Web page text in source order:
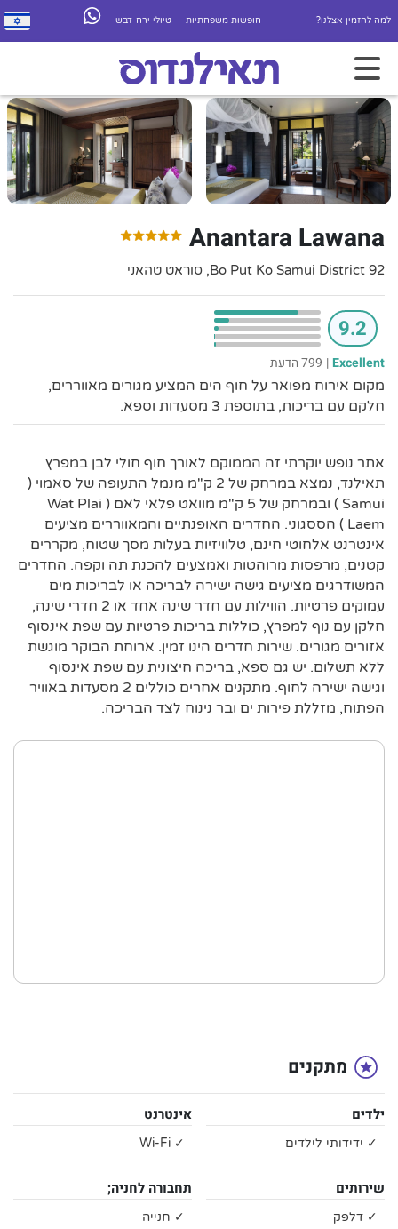
למה להזמין אצלנו? חופשות משפחתיות טיולי ירח דבש
Anantara Lawana
92 Bo Put Ko Samui District, סוראט טהאני
9.2
Excellent
| 799 הדעת
מקום אירוח מפואר על חוף הים המציע מגורים מאווררים,
חלקם עם בריכות, בתוספת 3 מסעדות וספא.
אתר נופש יוקרתי זה הממוקם לאורך חוף חולי לבן במפרץ
תאילנד, נמצא במרחק של 2 ק"מ מנמל התעופה של סאמוי (
Samui ) ובמרחק של 5 ק"מ מוואט פלאי לאם ( Wat Plai
Laem ) הססגוני. החדרים האופנתיים והמאווררים מציעים
אינטרנט אלחוטי חינם, טלוויזיות בעלות מסך שטוח, מקררים
קטנים, מרפסות מרוהטות ואמצעים להכנת תה וקפה. החדרים
המשודרגים מציעים גישה ישירה לבריכה או לבריכות מים
עמוקים פרטיות. הווילות עם חדר שינה אחד או 2 חדרי שינה,
חלקן עם נוף למפרץ, כוללות בריכות פרטיות עם שפת אינסוף
אזורים מגורים. שירות חדרים הינו זמין. ארוחת הבוקר מוגשת
ללא תשלום. יש גם ספא, בריכה חיצונית עם שפת אינסוף
וגישה ישירה לחוף. מתקנים אחרים כוללים 2 מסעדות באוויר
הפתוח, מזללת פירות ים ובר נינוח לצד הבריכה.
מתקנים
ילדים
✓ ידידותי לילדים
אינטרנט
✓ Wi-Fi
שירותים
✓ דלפק
תחבורה לחניה;
✓ חנייה